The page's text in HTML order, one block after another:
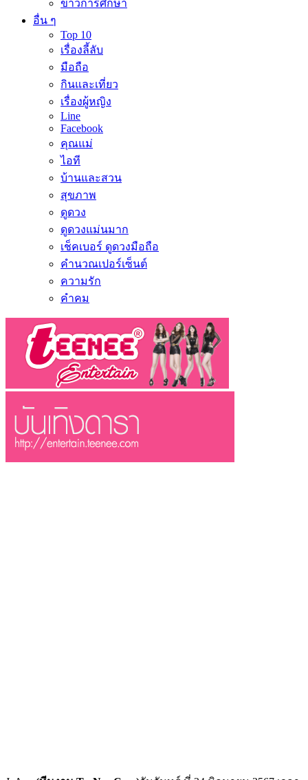
ข่าวการศึกษา
อื่น ๆ
Top 10
เรื่องลี้ลับ
มือถือ
กินและเที่ยว
เรื่องผู้หญิง
Line
Facebook
คุณแม่
ไอที
บ้านและสวน
สุขภาพ
ดูดวง
ดูดวงแม่นมาก
เช็คเบอร์ ดูดวงมือถือ
คำนวณเปอร์เซ็นต์
ความรัก
คำคม